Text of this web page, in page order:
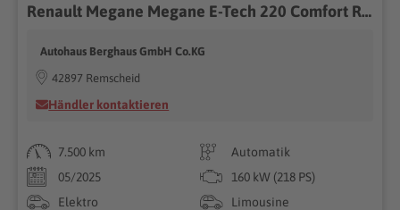
Renault Megane Megane E-Tech 220 Comfort Range Techno
Autohaus Berghaus GmbH Co.KG
42897 Remscheid
Händler kontaktieren
7.500 km
Automatik
05/2025
160 kW (218 PS)
Elektro
Limousine